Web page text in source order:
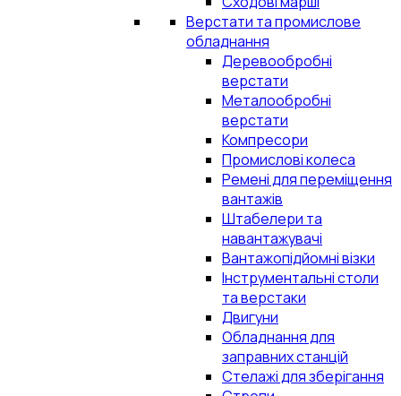
Верстати та промислове
обладнання
Деревообробні
верстати
Металообробні
верстати
Компресори
Промислові колеса
Ремені для переміщення
вантажів
Штабелери та
навантажувачі
Вантажопідйомні візки
Інструментальні столи
та верстаки
Двигуни
Обладнання для
заправних станцій
Стелажі для зберігання